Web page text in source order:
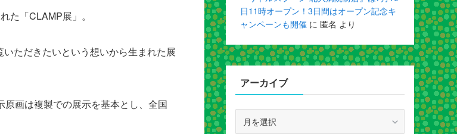
た「CLAMP展」。
ただきたいという想いから生まれた展
原画は複製での展示を基本とし、全国
日11時オープン！3日間はオープン記念キ
ャンペーンも開催 に 匿名 より
アーカイブ